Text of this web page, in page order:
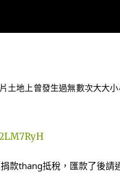
土地上曾發生過無數次大大
thang抵稅，匯款了後請